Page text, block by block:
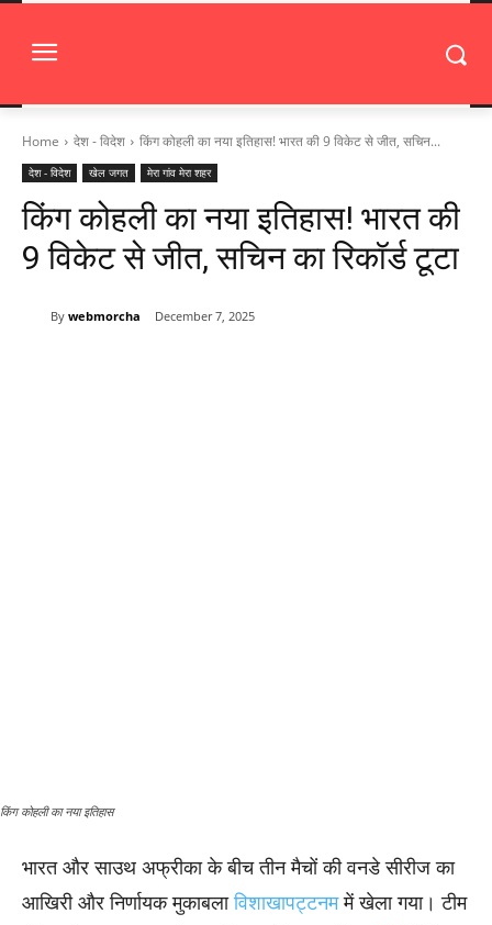
Home देश - विदेश किंग कोहली का नया इतिहास! भारत की 9 विकेट से जीत, सचिन...
देश - विदेश खेल जगत मेरा गांव मेरा शहर
किंग कोहली का नया इतिहास! भारत की
9 विकेट से जीत, सचिन का रिकॉर्ड टूटा
By webmorcha December 7, 2025
किंग कोहली का नया इतिहास
भारत और साउथ अफ्रीका के बीच तीन मैचों की वनडे सीरीज का
आखिरी और निर्णायक मुकाबलाविशाखापट्टनममें खेला गया। टीम